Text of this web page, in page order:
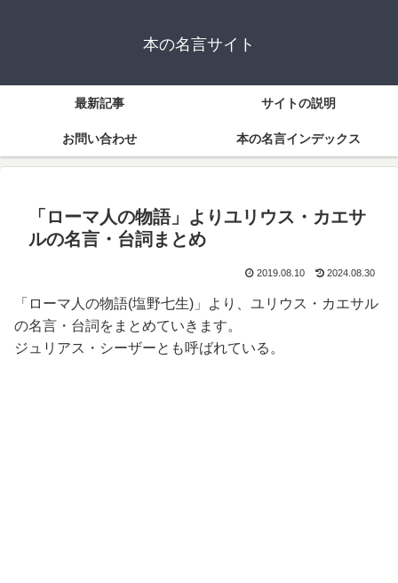
本の名言サイト
最新記事 サイトの説明
お問い合わせ 本の名言インデックス
「ローマ人の物語」よりユリウス・カエサ
ルの名言・台詞まとめ
2019.08.10 2024.08.30
「ローマ人の物語(塩野七生)」より、ユリウス・カエサル
の名言・台詞をまとめていきます。
ジュリアス・シーザーとも呼ばれている。